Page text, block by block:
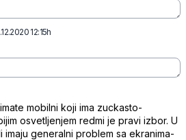
12:15h
mobilni koji ima zuckasto-
osvetljenjem redmi je pravi izbor. U
generalni problem sa ekranima-